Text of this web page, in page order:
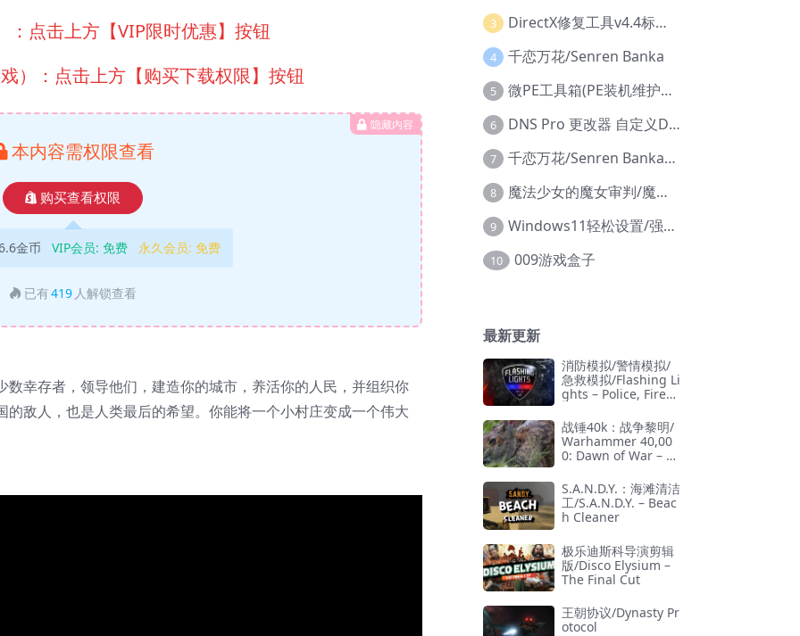
点击上方【VIP限时优惠】按钮
）：点击上方【购买下载权限】按钮
隐藏内容
本内容需权限查看
购买查看权限
金币 VIP会员: 免费 永久会员: 免费
已有419 人解锁查看
幸存者，领导他们，建造你的城市，养活你的人民，并组织你
敌人，也是人类最后的希望。你能将一个小村庄变成一个伟大
3 DirectX修复工具v4.4标准版+增强版+在线修复版
4 千恋万花/Senren Banka
5 微PE工具箱(PE装机维护工具) v2.3官方正式版
6 DNS Pro 更改器 自定义DNS修改
7 千恋万花/Senren Banka/安卓版
8 魔法少女的魔女审判/魔法少女ノ魔女裁判
9 Windows11轻松设置/强力禁止WD等/兼容Win10
10 009游戏盒子
最新更新
消防模拟/警情模拟/
急救模拟/Flashing Li
ghts – Police, Firefi
Services Simulator
战锤40k：战争黎明/
Warhammer 40,00
0: Dawn of War – D
S.A.N.D.Y.：海滩清洁
工/S.A.N.D.Y. – Beac
h Cleaner
极乐迪斯科导演剪辑
版/Disco Elysium –
The Final Cut
王朝协议/Dynasty Pr
otocol